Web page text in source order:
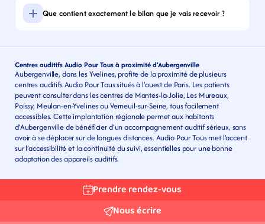
Que contient exactement le bilan que je vais recevoir ?
Centres auditifs Audio Pour Tous à proximité d’Aubergenville
Aubergenville, dans les Yvelines, profite de la proximité de plusieurs
centres auditifs Audio Pour Tous situés à l’ouest de Paris. Les patients
peuvent consulter dans les centres de Mantes-la-Jolie, Les Mureaux,
Poissy, Meulan-en-Yvelines ou Verneuil-sur-Seine, tous facilement
accessibles. Cette implantation régionale permet aux habitants
d’Aubergenville de bénéficier d’un accompagnement auditif sérieux, sans
avoir à se déplacer sur de longues distances. Audio Pour Tous met l’accent
sur l’accessibilité et la continuité du suivi, essentielles pour une bonne
adaptation des appareils auditifs.
Prendre rendez-vous
Nous écrire